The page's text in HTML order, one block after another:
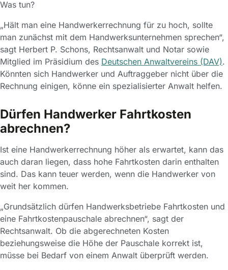
Was tun?
„Hält man eine Handwerkerrechnung für zu hoch, sollte
man zunächst mit dem Handwerksunternehmen sprechen“,
sagt Herbert P. Schons, Rechtsanwalt und Notar sowie
Mitglied im Präsidium des Deutschen Anwaltvereins (DAV).
Könnten sich Handwerker und Auftraggeber nicht über die
Rechnung einigen, könne ein spezialisierter Anwalt helfen.
Dürfen Handwerker Fahrtkosten
abrechnen?
Ist eine Handwerkerrechnung höher als erwartet, kann das
auch daran liegen, dass hohe Fahrtkosten darin enthalten
sind. Das kann teuer werden, wenn die Handwerker von
weit her kommen.
„Grundsätzlich dürfen Handwerksbetriebe Fahrtkosten und
eine Fahrtkostenpauschale abrechnen“, sagt der
Rechtsanwalt. Ob die abgerechneten Kosten
beziehungsweise die Höhe der Pauschale korrekt ist,
müsse bei Bedarf von einem Anwalt überprüft werden.